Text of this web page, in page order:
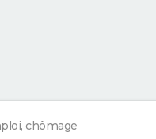
chômage